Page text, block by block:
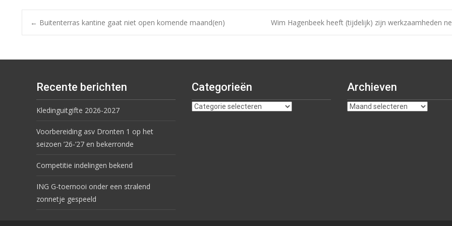
← Buitenterras kantine gaat niet open komende maand(en) Wim Hagenbeek heeft (tijdelijk) zijn werkzaamheden
Recente berichten
Kledinguitgifte 2026-2027
Voorbereiding asv Dronten 1 op het
seizoen ’26-’27 en bekerronde
Competitie indelingen bekend
ING G-toernooi onder een stralend
zonnetje gespeeld
Categorieën Archieven